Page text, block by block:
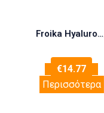
Froika Hyaluronic Moist Cream Light 50ml (Κρέμα Εντατικής Ενυδάτωσης Ελαφριάς Υφής)
€14.77
Περισσότερα